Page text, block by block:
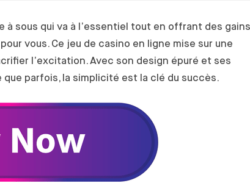
à sous qui va à l’essentiel tout en offrant des gains
vous. Ce jeu de casino en ligne mise sur une
l’excitation. Avec son design épuré et ses
que parfois, la simplicité est la clé du succès.